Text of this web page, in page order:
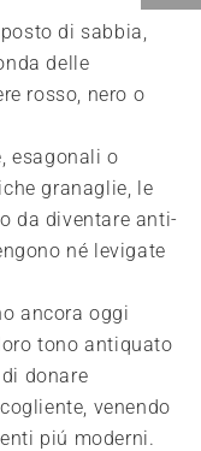
di sabbia,
delle
rosso, nero o
esagonali o
granaglie, le
da diventare anti-
né levigate
ancora oggi
tono antiquato
donare
venendo
piú moderni.